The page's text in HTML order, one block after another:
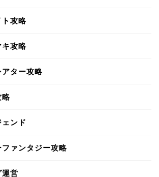
ト攻略
キ攻略
ター攻略
略
ンド
ァンタジー攻略
運営